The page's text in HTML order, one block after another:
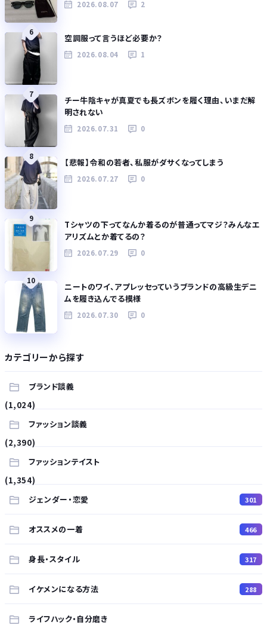
2026.08.07 2
6
空調服って言うほど必要か？
2026.08.04 1
7
チー牛陰キャが真夏でも長ズボンを履く理由、いまだ解
明されない
2026.07.31 0
8
【悲報】令和の若者、私服がダサくなってしまう
2026.07.27 0
9
Tシャツの下ってなんか着るのが普通ってマジ？みんなエ
アリズムとか着てるの？
2026.07.29 0
10
ニートのワイ、アプレッセっていうブランドの高級生デニ
ムを履き込んでる模様
2026.07.30 0
カテゴリーから探す
ブランド談義
(1,024)
ファッション談義
(2,390)
ファッションテイスト
(1,354)
ジェンダー・恋愛
301
オススメの一着 466
身長・スタイル 317
イケメンになる方法 288
ライフハック・自分磨き